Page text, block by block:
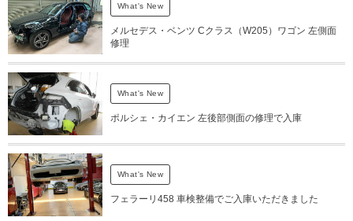
What's New
メルセデス・ベンツ Cクラス（W205）ワゴン 左側面
修理
What's New
ポルシェ・カイエン 左後部側面の修理で入庫
What's New
フェラーリ458 車検整備でご入庫いただきました